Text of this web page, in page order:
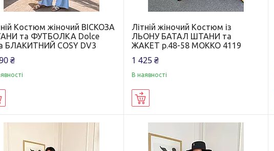
Костюм жіночий ВІСКОЗА
та ФУТБОЛКА Dolce
БЛАКИТНИЙ COSY DV3
₴
Літній жіночий Костюм із
ЛЬОНУ БАТАЛ ШТАНИ та
ЖАКЕТ р.48-58 МОККО 4119
1 425 ₴
В наявності